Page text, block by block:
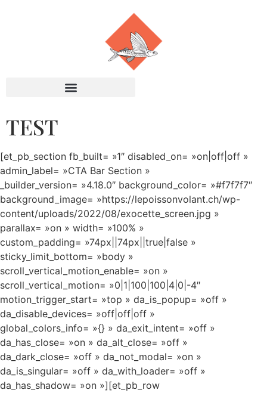
TEST
[et_pb_section fb_built= »1″ disabled_on= »on|off|off »
admin_label= »CTA Bar Section »
_builder_version= »4.18.0″ background_color= »#f7f7f7″
background_image= »https://lepoissonvolant.ch/wp-
content/uploads/2022/08/exocette_screen.jpg »
parallax= »on » width= »100% »
custom_padding= »74px||74px||true|false »
sticky_limit_bottom= »body »
scroll_vertical_motion_enable= »on »
scroll_vertical_motion= »0|1|100|100|4|0|-4″
motion_trigger_start= »top » da_is_popup= »off »
da_disable_devices= »off|off|off »
global_colors_info= »{} » da_exit_intent= »off »
da_has_close= »on » da_alt_close= »off »
da_dark_close= »off » da_not_modal= »on »
da_is_singular= »off » da_with_loader= »off »
da_has_shadow= »on »][et_pb_row